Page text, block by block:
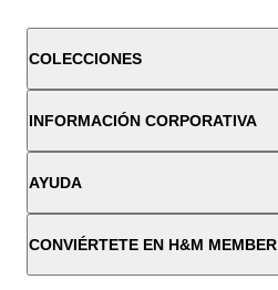
COLECCIONES
INFORMACIÓN CORPORATIVA
AYUDA
CONVIÉRTETE EN H&M MEMBER